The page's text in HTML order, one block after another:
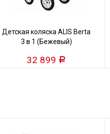
Детская коляска ALIS Berta
3 в 1 (Бежевый)
32 899 Р